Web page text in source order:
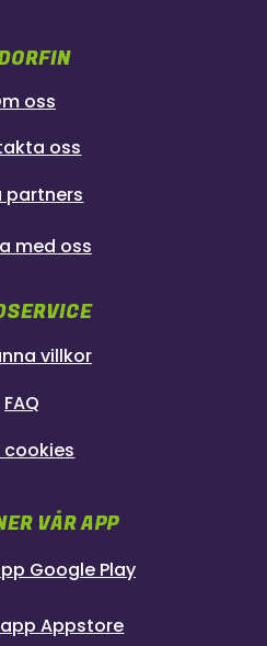
oss
oss
partners
med oss
villkor
FAQ
cookies
VÅR APP
Google Play
Appstore